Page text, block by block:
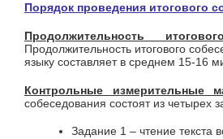
Порядок проведения итогового
Продолжительность
Продолжительность итогового
языку составляет в среднем 15-16
Контрольные измерительные
собеседования состоят из четырех
Задание 1 – чтение текста